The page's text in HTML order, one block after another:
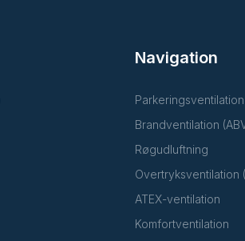
Navigation
Parkeringsventilation
Brandventilation
Røgudluftning
Overtryksventilation
ATEX-ventilation
Komfortventilation